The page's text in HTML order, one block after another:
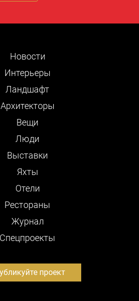
Новости
Интерьеры
Ландшафт
Архитекторы
Вещи
Люди
Выставки
Яхты
Отели
Рестораны
Журнал
Cпецпроекты
проект